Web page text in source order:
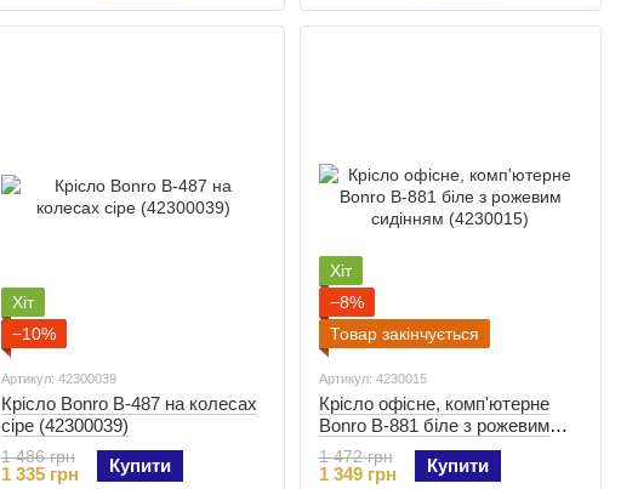
Хіт
−10%
Артикул: 42300039
Крісло Bonro B-487 на колесах
сіре (42300039)
1 486 грн
1 335 грн Купити
Хіт
−8%
Товар закінчується
Артикул: 4230015
Крісло офісне, комп'ютерне
Bonro B-881 біле з рожевим
сидінням (4230015)
1 472 грн
1 349 грн Купити